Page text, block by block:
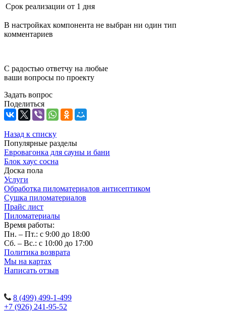
Срок реализации от 1 дня
В настройках компонента не выбран ни один тип
комментариев
С радостью ответчу на любые
ваши вопросы по проекту
Задать вопрос
Поделиться
Назад к списку
Популярные разделы
Евровагонка для сауны и бани
Блок хаус сосна
Доска пола
Услуги
Обработка пиломатериалов антисептиком
Сушка пиломатериалов
Прайс лист
Пиломатериалы
Время работы:
Пн. – Пт.: с 9:00 до 18:00
Сб. – Вс.: с 10:00 до 17:00
Политика возврата
Мы на картах
Написать отзыв
8 (499) 499-1-499
+7 (926) 241-95-52